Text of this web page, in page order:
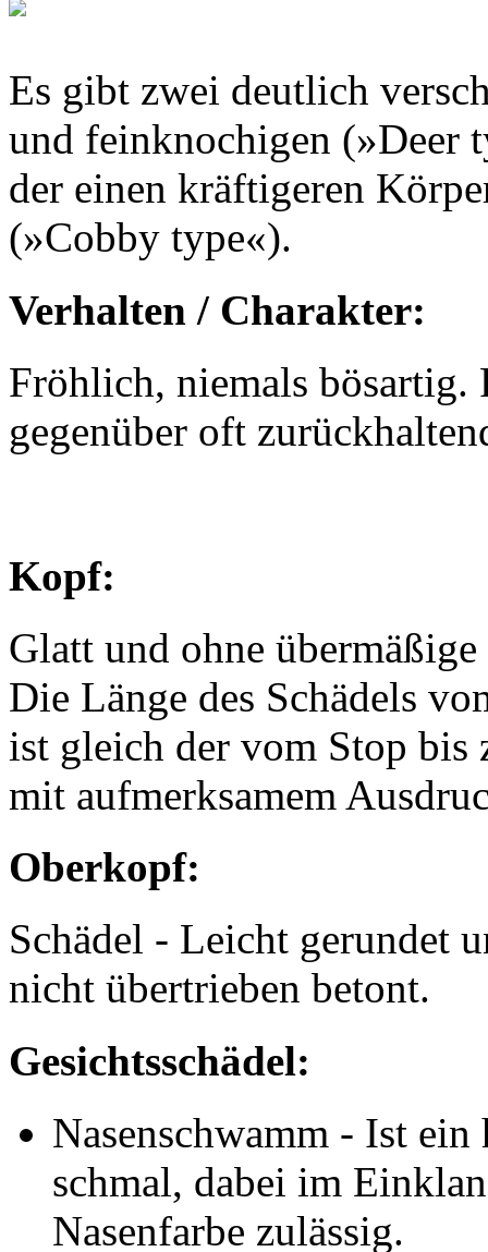
Es gibt zwei deutlich
und feinknochigen (»Deer
der einen kräftigeren
(»Cobby type«).
Verhalten / Charakter:
Fröhlich, niemals bösartig.
gegenüber oft
Kopf:
Glatt und ohne
Die Länge des Schädels
ist gleich der vom Stop bis
mit aufmerksamem
Oberkopf:
Schädel - Leicht gerundet
nicht übertrieben betont.
Gesichtsschädel:
Nasenschwamm - Ist
schmal, dabei im
Nasenfarbe zulässig.